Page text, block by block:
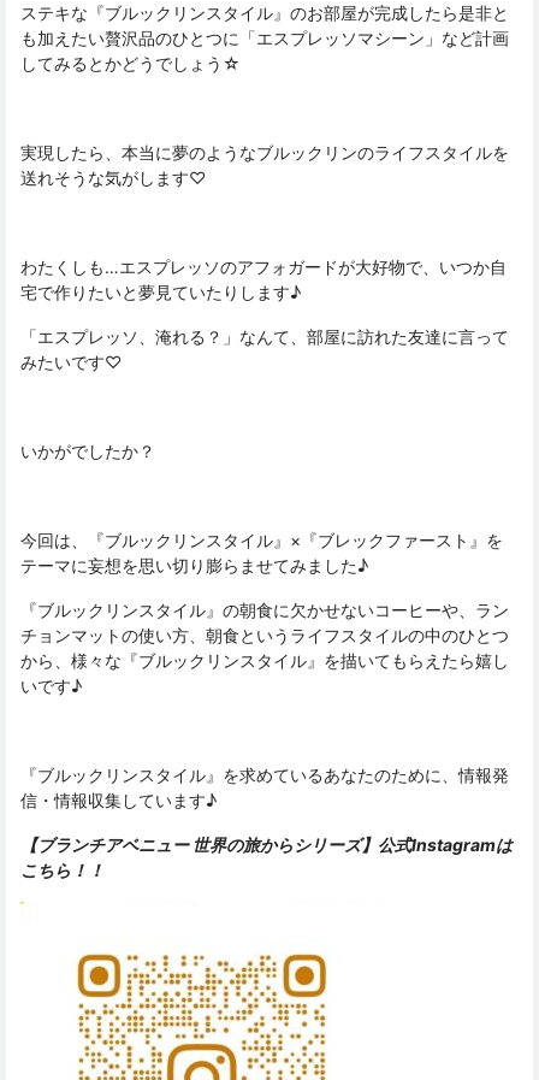
ステキな『ブルックリンスタイル』のお部屋が完成したら是非と
も加えたい贅沢品のひとつに「エスプレッソマシーン」など計画
してみるとかどうでしょう☆
実現したら、本当に夢のようなブルックリンのライフスタイルを
送れそうな気がします♡
わたくしも…エスプレッソのアフォガードが大好物で、いつか自
宅で作りたいと夢見ていたりします♪
「エスプレッソ、淹れる？」なんて、部屋に訪れた友達に言って
みたいです♡
いかがでしたか？
今回は、『ブルックリンスタイル』×『ブレックファースト』を
テーマに妄想を思い切り膨らませてみました♪
『ブルックリンスタイル』の朝食に欠かせないコーヒーや、ラン
チョンマットの使い方、朝食というライフスタイルの中のひとつ
から、様々な『ブルックリンスタイル』を描いてもらえたら嬉し
いです♪
『ブルックリンスタイル』を求めているあなたのために、情報発
信・情報収集しています♪
【ブランチアベニュー 世界の旅からシリーズ】公式Instagramは
こちら！！